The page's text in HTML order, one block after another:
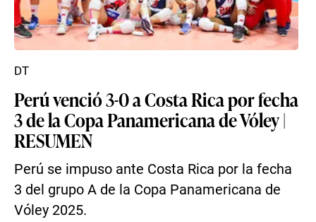
Perú venció 3-0 a Costa Rica por fecha
3 de la Copa Panamericana de Vóley |
RESUMEN
Perú se impuso ante Costa Rica por la fecha
3 del grupo A de la Copa Panamericana de
Vóley 2025.
DT